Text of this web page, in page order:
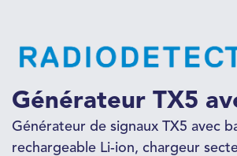
Générateur TX5
Générateur de signaux TX5 avec
rechargeable Li-ion, chargeur